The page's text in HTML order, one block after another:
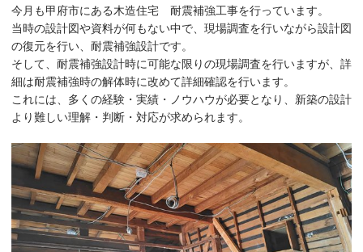
今月も甲府市にある木造住宅 耐震補強工事を行っています。
当時の設計図や資料が何もない中で、現場調査を行いながら設計図
の復元を行い、耐震補強設計です。
そして、耐震補強設計時に可能な限りの現場調査を行いますが、詳
細は耐震補強時の解体時に改めて詳細確認を行います。
これには、多くの経験・実績・ノウハウが必要となり、新築の設計
より難しい理解・判断・対応が求められます。